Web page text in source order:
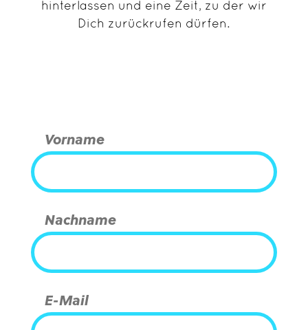
hinterlassen und eine Zeit, zu der wir
Dich zurückrufen dürfen.
Vorname
Nachname
E-Mail